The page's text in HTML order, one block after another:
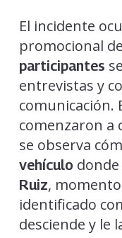
El incidente
promocional
participantes
entrevistas y
comunicación.
comenzaron a
se observa
vehículo
Ruiz,
identificado
desciende y le